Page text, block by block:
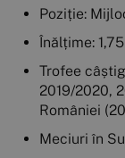
Poziție:
Înălțime:
Trofee
2019/2020,
României
Meciuri în